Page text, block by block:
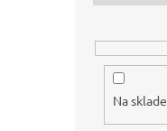
Na sklade